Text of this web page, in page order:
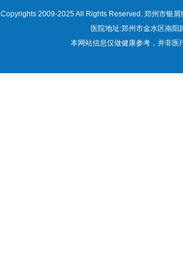
Copyrights 2009-2025 All Rights Reserved. 郑州市银
医院地址:郑州市金水区南
本网站信息仅做健康参考，并非